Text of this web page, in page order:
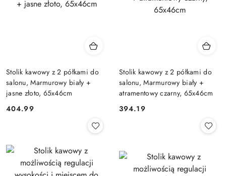
Stolik kawowy z 2 półkami do
salonu, Marmurowy biały +
jasne złoto, 65x46cm
Cena:
404.99
Stolik kawowy z 2 półkami do
salonu, Marmurowy biały +
atramentowy czarny, 65x46cm
Cena:
394.19